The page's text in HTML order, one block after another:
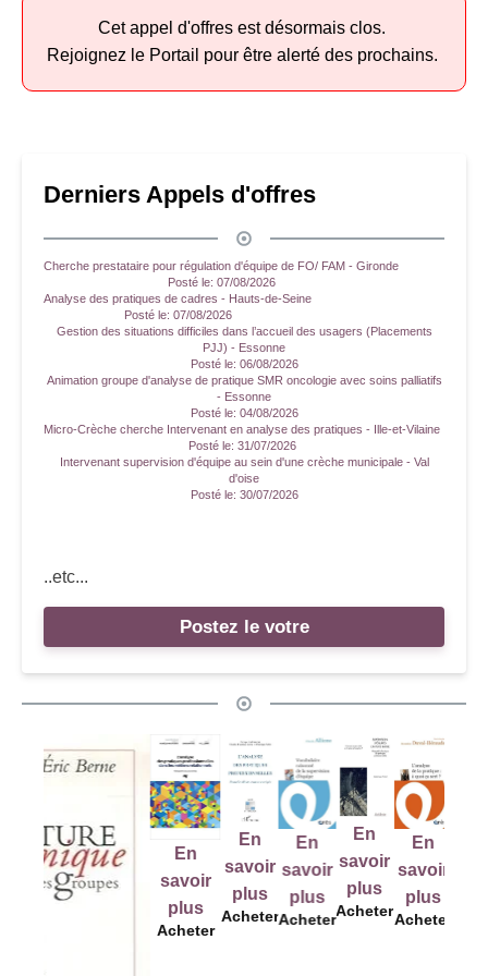
Cet appel d'offres est désormais clos.
Rejoignez le Portail pour être alerté des prochains.
Derniers Appels d'offres
Cherche prestataire pour régulation d'équipe de FO/ FAM - Gironde
Posté le: 07/08/2026
Analyse des pratiques de cadres - Hauts-de-Seine
Posté le: 07/08/2026
Gestion des situations difficiles dans l’accueil des usagers (Placements
PJJ) - Essonne
Posté le: 06/08/2026
Animation groupe d'analyse de pratique SMR oncologie avec soins palliatifs
- Essonne
Posté le: 04/08/2026
Micro-Crèche cherche Intervenant en analyse des pratiques - Ille-et-Vilaine
Posté le: 31/07/2026
Intervenant supervision d'équipe au sein d'une crèche municipale - Val
d'oise
Posté le: 30/07/2026
..etc...
Postez le votre
En
savoir
plus
Acheter
En
savoir
plus
Acheter
En
savoir
plus
Acheter
En
savoir
plus
Acheter
En
savoir
plus
Acheter